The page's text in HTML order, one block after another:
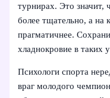
турнирах. Это значит,
более тщательно, а на
прагматичнее.
хладнокровие в таких
Психологи спорта
враг молодого